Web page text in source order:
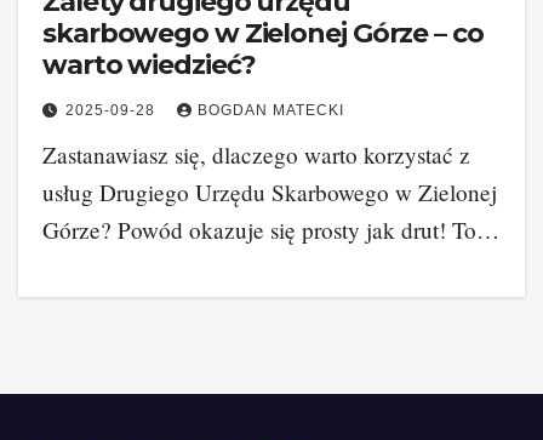
skarbowego w Zielonej Górze – co
warto wiedzieć?
2025-09-28 BOGDAN MATECKI
Zastanawiasz się, dlaczego warto korzystać z
usług Drugiego Urzędu Skarbowego w Zielonej
Górze? Powód okazuje się prosty jak drut! To…